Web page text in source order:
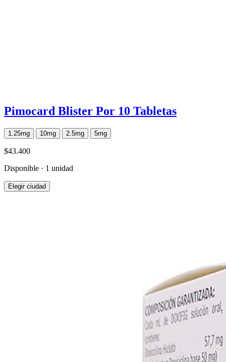
Pimocard Blister Por 10 Tabletas
1.25mg 10mg 2.5mg 5mg
$43.400
Disponible · 1 unidad
Elegir ciudad